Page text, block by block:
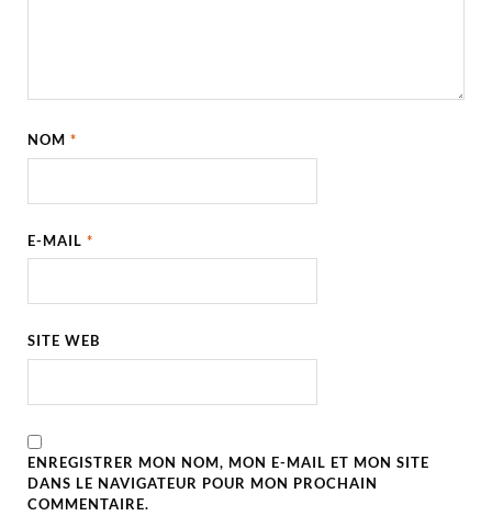
NOM*
E-MAIL*
SITE WEB
ENREGISTRER MON NOM, MON E-MAIL ET MON SITE
DANS LE NAVIGATEUR POUR MON PROCHAIN
COMMENTAIRE.